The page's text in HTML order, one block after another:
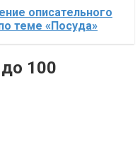
описательного
теме «Посуда»
100